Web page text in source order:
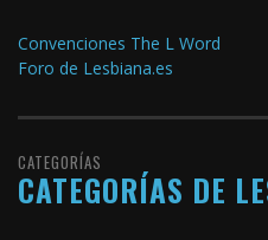
Convenciones The L Word
Foro de Lesbiana.es
CATEGORÍAS
CATEGORÍAS DE